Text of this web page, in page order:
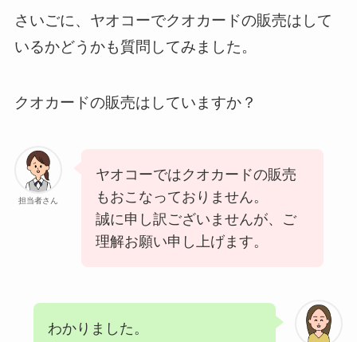
さいごに、ヤオコーでクオカードの販売はして
いるかどうかも質問してみました。
クオカードの販売はしていますか？
担当者さん
ヤオコーではクオカードの販売
もおこなっておりません。
誠に申し訳ございませんが、ご
理解お願い申し上げます。
わかりました。